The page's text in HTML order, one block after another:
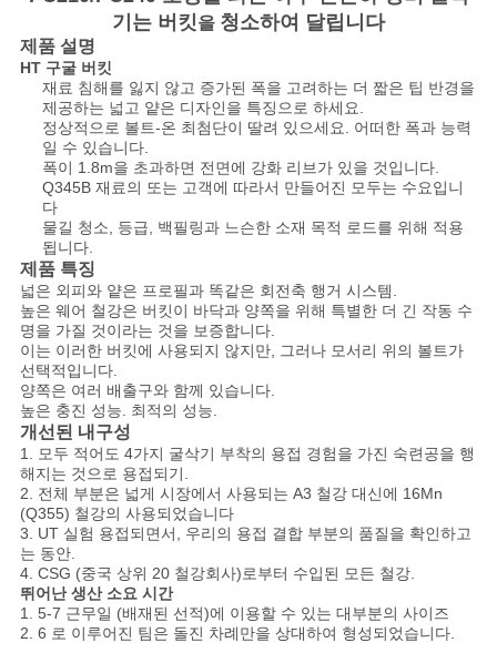
용
을
요
청
하
십
시
오
사
이
트
맵
사
기는 버킷을 청소하여 달립니다
제품 설명
HT 구굴 버킷
재료 침해를 잃지 않고 증가된 폭을 고려하는 더 짧은 팁 반경을
제공하는 넓고 얕은 디자인을 특징으로 하세요.
정상적으로 볼트-온 최첨단이 딸려 있으세요. 어떠한 폭과 능력
일 수 있습니다.
폭이 1.8m을 초과하면 전면에 강화 리브가 있을 것입니다.
Q345B 재료의 또는 고객에 따라서 만들어진 모두는 수요입니
다
물길 청소, 등급, 백필링과 느슨한 소재 목적 로드를 위해 적용
됩니다.
제품 특징
넓은 외피와 얕은 프로필과 똑같은 회전축 행거 시스템.
높은 웨어 철강은 버킷이 바닥과 양쪽을 위해 특별한 더 긴 작동 수
명을 가질 것이라는 것을 보증합니다.
이는 이러한 버킷에 사용되지 않지만, 그러나 모서리 위의 볼트가
선택적입니다.
양쪽은 여러 배출구와 함께 있습니다.
높은 충진 성능. 최적의 성능.
개선된 내구성
1. 모두 적어도 4가지 굴삭기 부착의 용접 경험을 가진 숙련공을 행
해지는 것으로 용접되기.
2. 전체 부분은 넓게 시장에서 사용되는 A3 철강 대신에 16Mn
(Q355) 철강의 사용되었습니다
3. UT 실험 용접되면서, 우리의 용접 결합 부분의 품질을 확인하고
는 동안.
4. CSG (중국 상위 20 철강회사)로부터 수입된 모든 철강.
뛰어난 생산 소요 시간
1. 5-7 근무일 (배재된 선적)에 이용할 수 있는 대부분의 사이즈
2. 6 로 이루어진 팀은 돌진 차례만을 상대하여 형성되었습니다.